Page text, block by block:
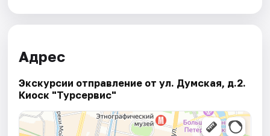
Адрес
Экскурсии отправление от ул. Думская, д.2.
Киоск "Турсервис"